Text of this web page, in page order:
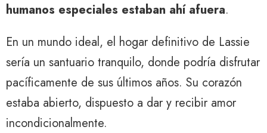
humanos especiales estaban ahí afuera.
En un mundo ideal, el hogar definitivo de Lassie
sería un santuario tranquilo, donde podría disfrutar
pacíficamente de sus últimos años. Su corazón
estaba abierto, dispuesto a dar y recibir amor
incondicionalmente.